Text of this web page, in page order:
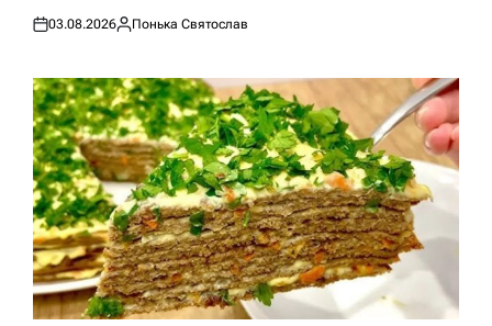
Оприлюднено
03.08.2026
Опубліковано
Понька Святослав